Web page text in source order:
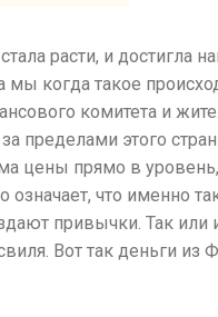
расти, и достигла
мы когда такое
комитета и
пределами этого
цены прямо в
означает, что именно
привычки. Так или
Вот так деньги из